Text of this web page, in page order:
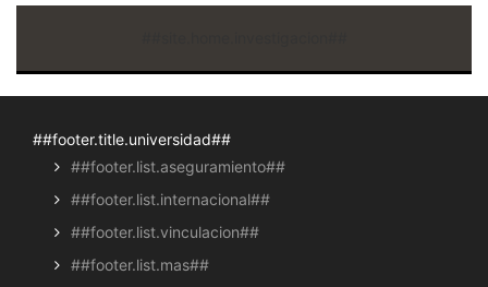
##footer.title.universidad##
##footer.list.aseguramiento##
##footer.list.internacional##
##footer.list.vinculacion##
##footer.list.mas##